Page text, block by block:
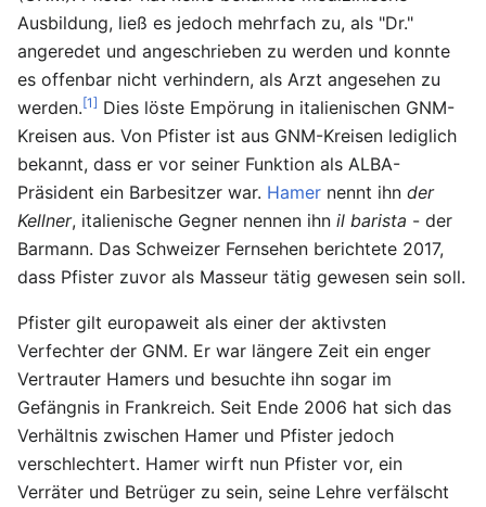
Ausbildung, ließ es jedoch mehrfach zu, als "Dr."
angeredet und angeschrieben zu werden und konnte
es offenbar nicht verhindern, als Arzt angesehen zu
werden.[1] Dies löste Empörung in italienischen GNM-
Kreisen aus. Von Pfister ist aus GNM-Kreisen lediglich
bekannt, dass er vor seiner Funktion als ALBA-
Präsident ein Barbesitzer war. Hamer nennt ihn der
Kellner, italienische Gegner nennen ihn il barista - der
Barmann. Das Schweizer Fernsehen berichtete 2017,
dass Pfister zuvor als Masseur tätig gewesen sein soll.
Pfister gilt europaweit als einer der aktivsten
Verfechter der GNM. Er war längere Zeit ein enger
Vertrauter Hamers und besuchte ihn sogar im
Gefängnis in Frankreich. Seit Ende 2006 hat sich das
Verhältnis zwischen Hamer und Pfister jedoch
verschlechtert. Hamer wirft nun Pfister vor, ein
Verräter und Betrüger zu sein, seine Lehre verfälscht